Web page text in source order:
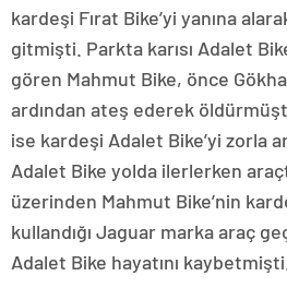
kardeşi Fırat Bike’yi yanına
gitmişti. Parkta karısı Adalet
gören Mahmut Bike, önce
ardından ateş ederek
ise kardeşi Adalet Bike’yi zorla
Adalet Bike yolda ilerlerken
üzerinden Mahmut Bike’nin
kullandığı Jaguar marka araç
Adalet Bike hayatını kaybetmişti.